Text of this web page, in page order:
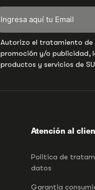
Autorizo el tratamiento
promoción y/o publicidad,
productos y servicios de
Atención al
Politica de
datos
Garantia